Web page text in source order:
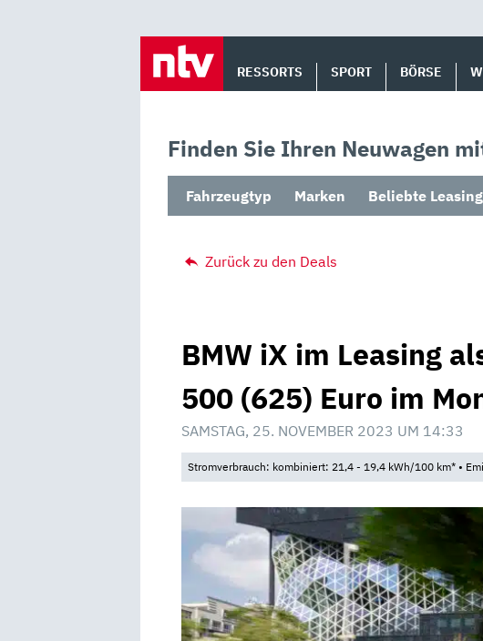
RESSORTS SPORT BÖRSE
Finden Sie Ihren Neuwagen
Fahrzeugtyp Marken Beliebte
Zurück zu den Deals
BMW iX im Leasing
500 (625) Euro im
SAMSTAG, 25. NOVEMBER 2023 UM 14:33
Stromverbrauch: kombiniert: 21,4 - 19,4 kWh/100 km* •